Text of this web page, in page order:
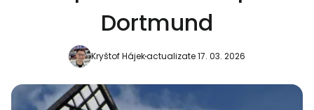
Dortmund
Kryštof Hájekactualizate 17. 03. 2026
Continuați cu Facebook